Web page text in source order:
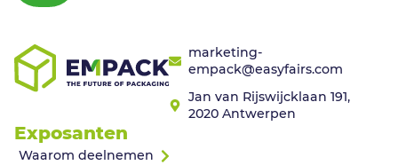
marketing-
empack@easyfairs.com
Jan van Rijswijcklaan 191,
2020 Antwerpen
Exposanten
Waarom deelnemen